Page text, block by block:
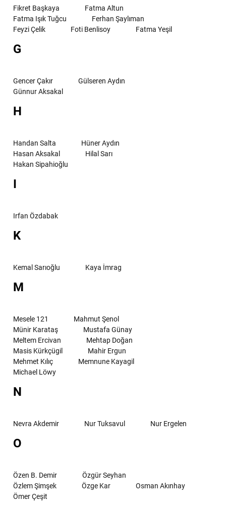
Fikret Başkaya
Fatma Altun
Fatma Işık Tuğcu
Ferhan Şaylıman
Feyzi Çelik
Foti Benlisoy Fatma Yeşil
G
Gencer Çakır
Gülseren Aydın
Günnur Aksakal
H
Handan Salta
Hüner Aydın
Hasan Aksakal
Hilal Sarı
Hakan Sipahioğlu
I
Irfan Özdabak
K
Kemal Sarıoğlu Kaya İmrag
M
Mesele 121
Mahmut Şenol
Münir Karataş
Mustafa Günay
Meltem Ercivan
Mehtap Doğan
Masis Kürkçügil
Mahir Ergun
Mehmet Kılıç
Memnune Kayagil
Michael Löwy
N
Nevra Akdemir Nur Tuksavul Nur Ergelen
O
Özen B. Demir
Özgür Seyhan
Özlem Şimşek
Özge Kar
Osman Akınhay
Ömer Çeşit